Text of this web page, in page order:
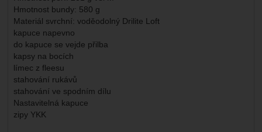
Hmotnost bundy: 580 g
Materiál svrchní: voděodolný Drilite Loft
kapuce napevno
do kapuce se vejde přilba
kapsy na bocích
límec z fleesu
stahování rukávů
stahování ve spodním dílu
Nastavitelná kapuce
zipy YKK